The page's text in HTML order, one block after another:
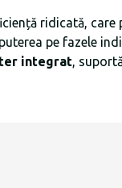
ridicată,
pe fazele
integrat,